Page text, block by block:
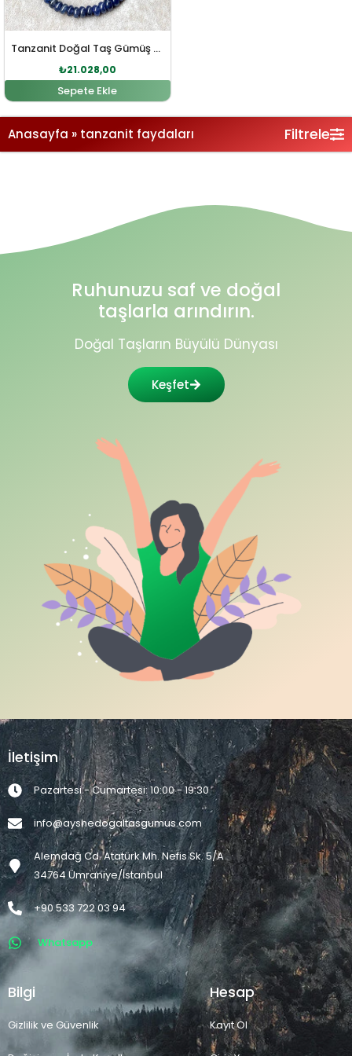
Tanzanit Doğal Taş Gümüş Kolye
₺21.028,00
Sepete Ekle
Anasayfa » tanzanit faydaları Filtrele
Ruhunuzu saf ve doğal
taşlarla arındırın.
Doğal Taşların Büyülü Dünyası
Keşfet
İletişim
Pazartesi - Cumartesi: 10:00 - 19:30
info@ayshedogaltasgumus.com
Alemdağ Cd. Atatürk Mh. Nefis Sk. 5/A
34764 Ümraniye/İstanbul
+90 533 722 03 94
Whatsapp
Bilgi
Gizlilik ve Güvenlik
Hesap
Kayıt Ol